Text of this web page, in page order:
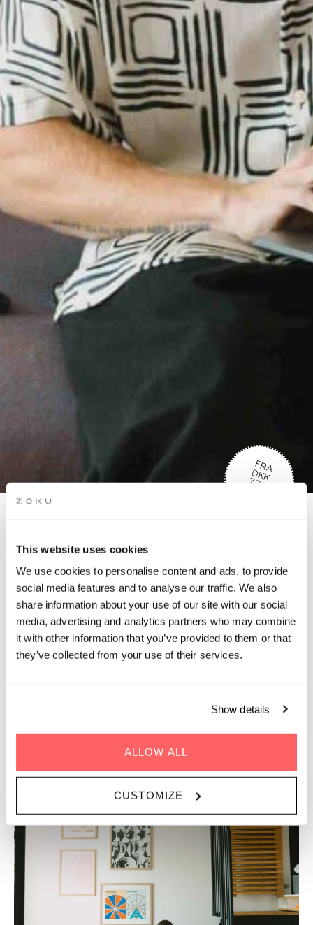
This website uses cookies
We use cookies to personalise content and ads, to provide
social media features and to analyse our traffic. We also
share information about your use of our site with our social
media, advertising and analytics partners who may combine
it with other information that you’ve provided to them or that
they’ve collected from your use of their services.
Show details
ALLOW ALL
CUSTOMIZE
FRA
D
K
K
7
2
0
USE CODE:ZOKULOVESNOMADS
Kalder alle digitale nomader! Hold produktiviteten oppe, vær
sociale og lade jer forbinde med byen. Alt imens I bor og
arbejder i et miljø, der er specielt designet til, at I kan trives.